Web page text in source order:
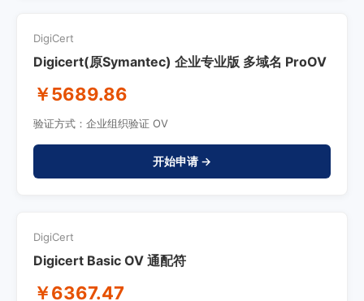
DigiCert
Digicert(原Symantec) 企业专业版 多域名 ProOV
￥5689.86
验证方式：企业组织验证 OV
开始申请 →
DigiCert
Digicert Basic OV 通配符
￥6367.47